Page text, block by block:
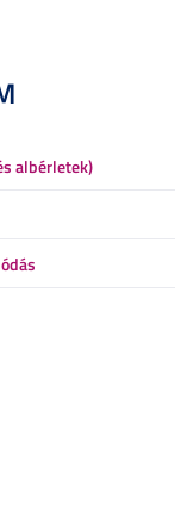
albérletek)